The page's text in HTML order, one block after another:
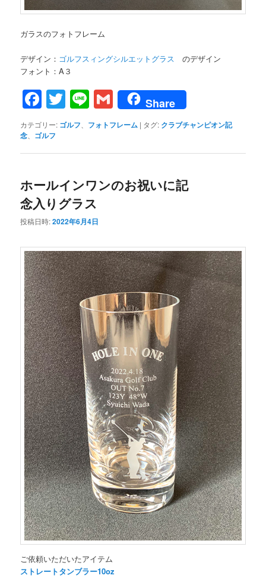
ガラスのフォトフレーム
デザイン： ゴルフスィングシルエットグラス
のデザイン
フォント：A３
Facebook
Twitter
LineGmail
Share
カテゴリー: ゴルフ フォトフレーム | タグ: クラブチャンピオン記
念
ゴルフ
ホールインワンのお祝いに記
念入りグラス
投稿日時:2022年6月4日
ご依頼いただいたアイテム
ストレートタンブラー10oz